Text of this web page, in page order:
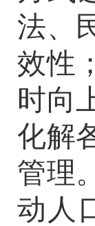
法、
效性
时向
化解
管理。
动人